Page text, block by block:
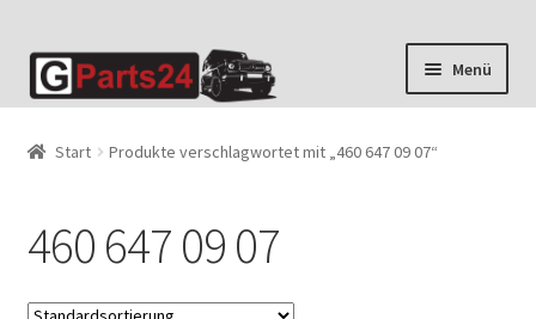
Zur
Navigation
Zum
Inhalt
Menü
Start Produkte verschlagwortet mit „460 647 09 07“
460 647 09 07